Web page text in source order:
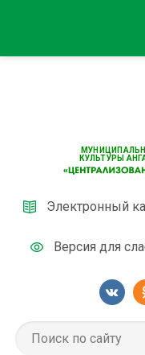
КУЛЬТУРЫ
Электронный
Версия для